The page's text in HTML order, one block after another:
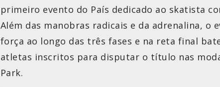
primeiro evento do País dedicado ao skatista
Além das manobras radicais e da adrenalina, o
força ao longo das três fases e na reta final
atletas inscritos para disputar o título nas
Park.